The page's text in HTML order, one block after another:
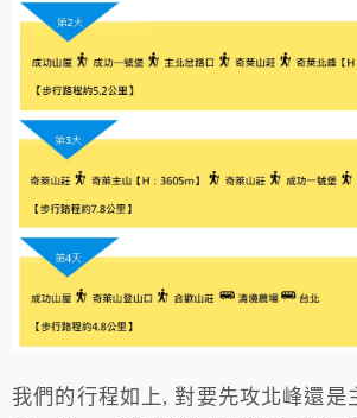
我們的行程如上, 對要先攻北峰還是